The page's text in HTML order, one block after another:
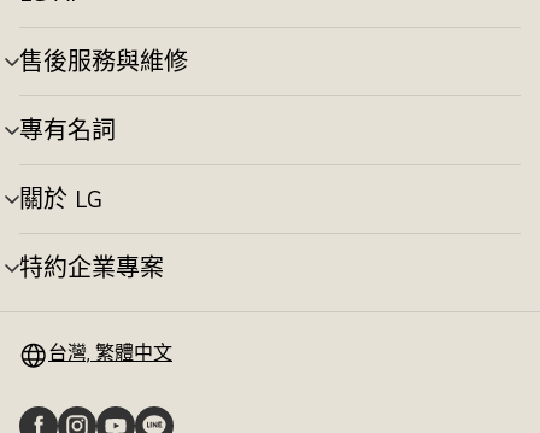
換
單
切
換
售後服務與維修
選
單
切
換
專有名詞
選
單
切
換
關於 LG
選
單
切
換
特約企業專案
選
換 台灣, 繁體中文